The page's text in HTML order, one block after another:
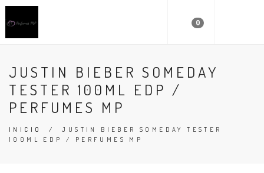
0
JUSTIN BIEBER SOMEDAY
TESTER 100ML EDP /
PERFUMES MP
INICIO /JUSTIN BIEBER SOMEDAY TESTER
100ML EDP / PERFUMES MP